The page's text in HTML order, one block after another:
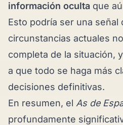
información oculta que
Esto podría ser una señal
circunstancias actuales
completa de la situación,
a que todo se haga más
decisiones definitivas.
En resumen, el As de
profundamente